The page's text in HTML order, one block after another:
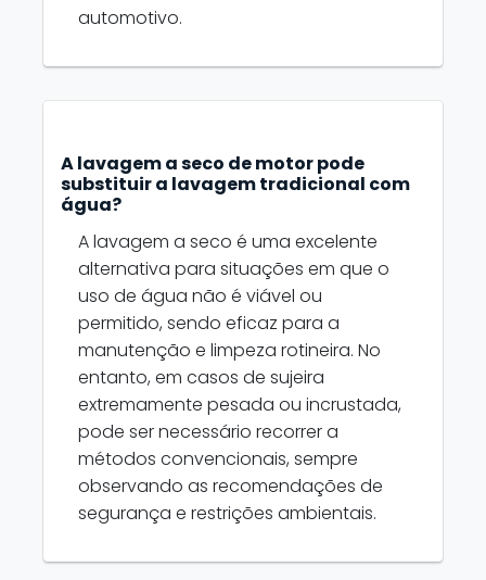
automotivo.
A lavagem a seco de motor pode
substituir a lavagem tradicional com
água?
A lavagem a seco é uma excelente
alternativa para situações em que o
uso de água não é viável ou
permitido, sendo eficaz para a
manutenção e limpeza rotineira. No
entanto, em casos de sujeira
extremamente pesada ou incrustada,
pode ser necessário recorrer a
métodos convencionais, sempre
observando as recomendações de
segurança e restrições ambientais.